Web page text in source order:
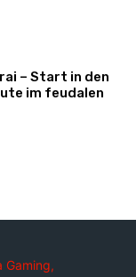
– Start in den
im feudalen